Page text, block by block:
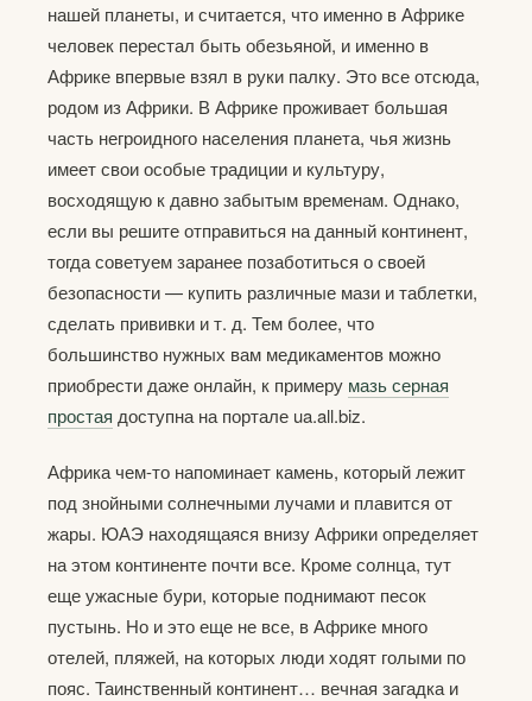
нашей планеты, и считается, что именно в Африке
человек перестал быть обезьяной, и именно в
Африке впервые взял в руки палку. Это все отсюда,
родом из Африки. В Африке проживает большая
часть негроидного населения планета, чья жизнь
имеет свои особые традиции и культуру,
восходящую к давно забытым временам. Однако,
если вы решите отправиться на данный континент,
тогда советуем заранее позаботиться о своей
безопасности — купить различные мази и таблетки,
сделать прививки и т. д. Тем более, что
большинство нужных вам медикаментов можно
приобрести даже онлайн, к примеру мазь серная
простая доступна на портале ua.all.biz.
Африка чем-то напоминает камень, который лежит
под знойными солнечными лучами и плавится от
жары. ЮАЭ находящаяся внизу Африки определяет
на этом континенте почти все. Кроме солнца, тут
еще ужасные бури, которые поднимают песок
пустынь. Но и это еще не все, в Африке много
отелей, пляжей, на которых люди ходят голыми по
пояс. Таинственный континент… вечная загадка и